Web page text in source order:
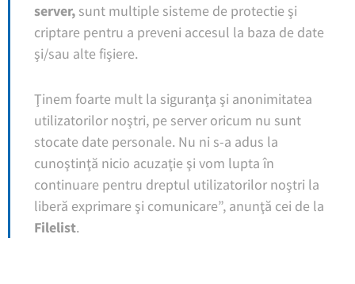
server, sunt multiple sisteme de protectie şi
criptare pentru a preveni accesul la baza de date
şi/sau alte fişiere.
Ţinem foarte mult la siguranţa şi anonimitatea
utilizatorilor noştri, pe server oricum nu sunt
stocate date personale. Nu ni s-a adus la
cunoştinţă nicio acuzaţie şi vom lupta în
continuare pentru dreptul utilizatorilor noştri la
liberă exprimare şi comunicare”, anunţă cei de la
Filelist.